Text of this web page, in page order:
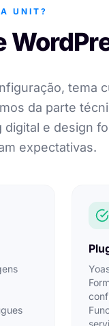
UNIT?
tema
da parte
e design
expectativas.